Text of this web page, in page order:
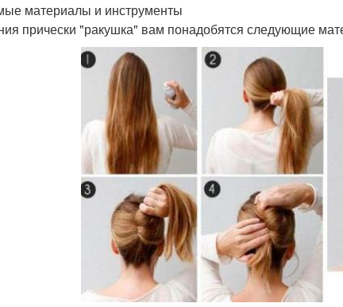
материалы и инструменты
прически "ракушка" вам понадобятся следующие